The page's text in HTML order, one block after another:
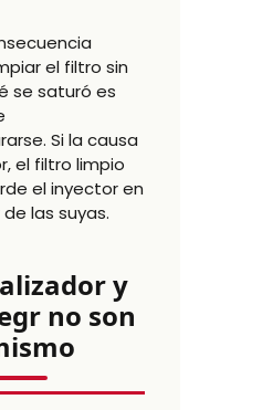
el filtro sin
se saturó es
Si la causa
el filtro limpio
el inyector en
las suyas.
y
no son